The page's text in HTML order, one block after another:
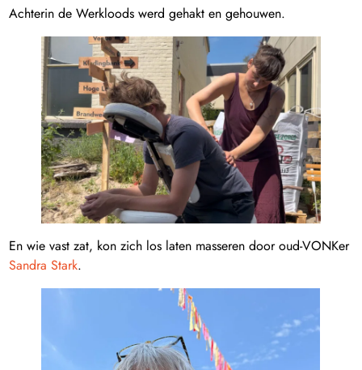
Achterin de Werkloods werd gehakt en gehouwen.
En wie vast zat, kon zich los laten masseren door oud-VONKer
Sandra Stark.